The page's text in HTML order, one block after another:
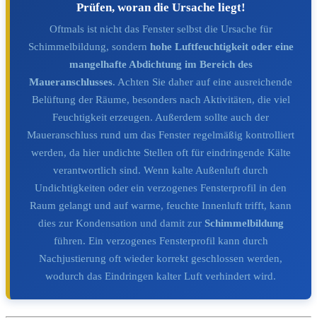
Prüfen, woran die Ursache liegt!
Oftmals ist nicht das Fenster selbst die Ursache für
Schimmelbildung, sondern hohe Luftfeuchtigkeit oder eine
mangelhafte Abdichtung im Bereich des
Maueranschlusses. Achten Sie daher auf eine ausreichende
Belüftung der Räume, besonders nach Aktivitäten, die viel
Feuchtigkeit erzeugen. Außerdem sollte auch der
Maueranschluss rund um das Fenster regelmäßig kontrolliert
werden, da hier undichte Stellen oft für eindringende Kälte
verantwortlich sind. Wenn kalte Außenluft durch
Undichtigkeiten oder ein verzogenes Fensterprofil in den
Raum gelangt und auf warme, feuchte Innenluft trifft, kann
dies zur Kondensation und damit zur Schimmelbildung
führen. Ein verzogenes Fensterprofil kann durch
Nachjustierung oft wieder korrekt geschlossen werden,
wodurch das Eindringen kalter Luft verhindert wird.